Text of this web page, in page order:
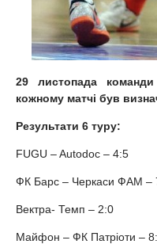
29 листопада
кожному матчі був
Результати 6 туру:
FUGU – Autodoc – 4:5
ФК Барс – Черкаси ФАМ –
Вектра- Темп – 2:0
Майфон – ФК Патріоти –